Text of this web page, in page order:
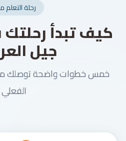
رحلة التعلم
كيف تبدأ
جيل
خمس خطوات واضحة توصلك من
الفعلي